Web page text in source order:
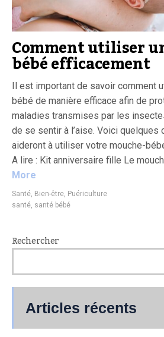
Comment utiliser
bébé efficacement
Il est important de savoir comment
bébé de manière efficace afin de
maladies transmises par les
de se sentir à l’aise. Voici quelques
aideront à utiliser votre mouche-
A lire : Kit anniversaire fille Le
More
Santé, Bien-être, Puériculture
santé, santé bébé
Rechercher
Articles récents